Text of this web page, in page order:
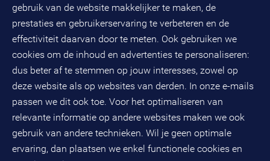
gebruik van de website makkelijker te maken, de
prestaties en gebruikerservaring te verbeteren en de
effectiviteit daarvan door te meten. Ook gebruiken we
cookies om de inhoud en advertenties te personaliseren:
dus beter af te stemmen op jouw interesses, zowel op
deze website als op websites van derden. In onze e-mails
passen we dit ook toe. Voor het optimaliseren van
relevante informatie op andere websites maken we ook
gebruik van andere technieken. Wil je geen optimale
ervaring, dan plaatsen we enkel functionele cookies en
Databankweg 26 D
3821 ALAmersfoort
Postbus 490
3800 AL Amersfoort
KvK-nummer: 32078667
BTW-nummer: NL808663598B01
Volg ons op social media